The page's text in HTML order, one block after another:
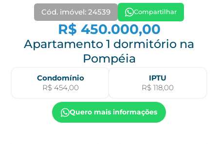
Cód. imóvel: 24539 Compartilhar
R$ 450.000,00
Apartamento 1 dormitório na
Pompéia
Condomínio
R$ 454,00
IPTU
R$ 118,00
Quero mais informações